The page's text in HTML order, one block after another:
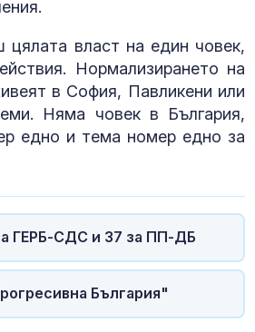
власт на един човек,
Нормализирането на
в София, Павликени или
Няма човек в България,
едно и тема номер едно за
ГЕРБ-СДС и 37 за ПП-ДБ
България"
Радев: В Доброславци
ще бъде изграден
технологичен център